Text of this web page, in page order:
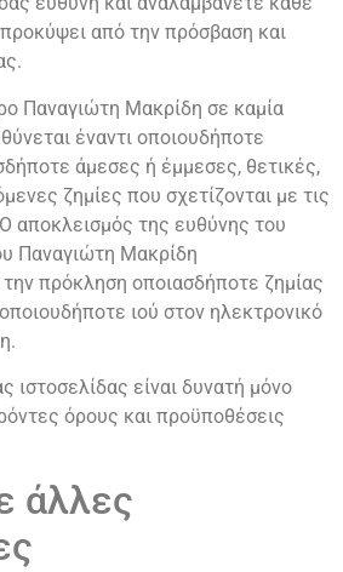
από την πρόσβαση και
Παναγιώτη Μακρίδη σε καμία
έναντι οποιουδήποτε
άμεσες ή έμμεσες, θετικές,
ζημίες που σχετίζονται με τις
αποκλεισμός της ευθύνης του
Παναγιώτη Μακρίδη
πρόκληση οποιασδήποτε ζημίας
ιού στον ηλεκτρονικό
ιστοσελίδας είναι δυνατή μόνο
όρους και προϋποθέσεις
άλλες